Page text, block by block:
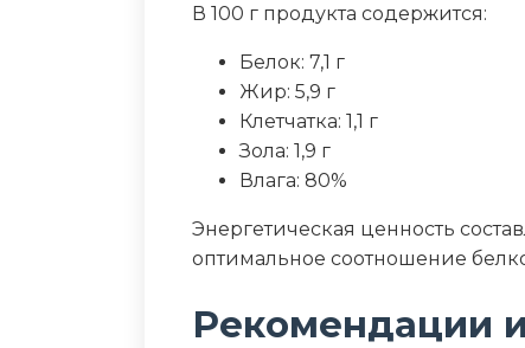
В 100 г продукта содержится:
Белок: 7,1 г
Жир: 5,9 г
Клетчатка: 1,1 г
Зола: 1,9 г
Влага: 80%
Энергетическая ценность
оптимальное соотношение
Рекомендации